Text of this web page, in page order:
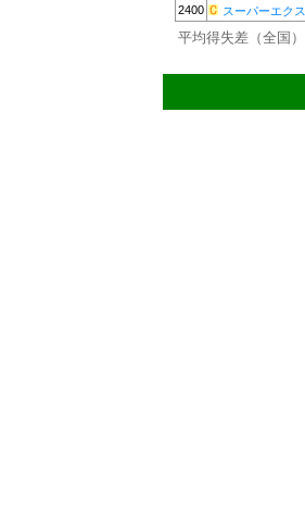
2400 スーパーエク
平均得失差（全国）